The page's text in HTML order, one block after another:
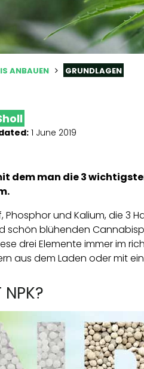
ANBAUEN GRUNDLAGEN
1 June 2019
dem man die 3
Phosphor und Kalium, die 3
schön blühenden
drei Elemente immer im
aus dem Laden oder mit
NPK?